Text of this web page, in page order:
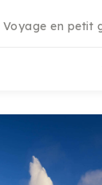
Voyage en petit